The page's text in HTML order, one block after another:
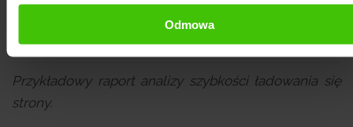
Odmowa
Przykładowy raport analizy szybkości ładowania się
strony.